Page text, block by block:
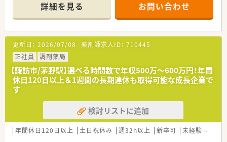
【店舗情報と応需状況について】
■JR中央本線の上諏訪駅から車で9分ほどの場所に位置してお
り、近隣にあるクリニックから処方箋を面応需で受け付けており
ます。
■皮膚科や婦人科を主要科目として面応需で受け付けており、特
に皮膚科の処方箋における専門的な知識を深く磨ける環境で
す。
■1日あたりの処方箋枚数は40枚から50枚程度であり、常勤1名
【法人特徴について】
■創業150年以上の歴史を誇り、北陸地方を中心に関東や東海な
ど全国に600店舗以上を展開しているトップクラスの成長企業
詳細を見る お問い合わせ
更新日： 2026/07/08 薬剤師求人ID： 710445
正社員
調剤薬局
【諏訪市/茅野駅】選べる時間数で年収500万〜600万円！年間
休日120日以上＆1週間の長期連休も取得可能な成長企業で
す
検討リストに追加
年間休日120日以上 土日祝休み 週32h以上 新卒可 未経験可